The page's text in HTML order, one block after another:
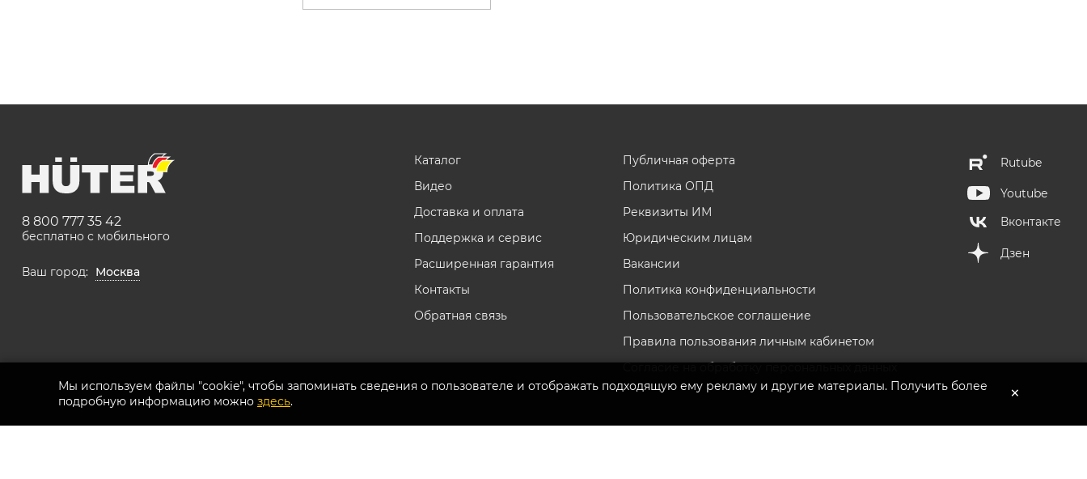
Электрические
воздуходувки
Снегоуборщики
8 800 777 35 42
бесплатно с мобильного
Ваш город: Москва
Каталог
Видео
Доставка и оплата
Поддержка и сервис
Расширенная гарантия
Контакты
Обратная связь
Публичная оферта
Политика ОПД
Реквизиты ИМ
Юридическим лицам
Вакансии
Политика конфиденциальности
Пользовательское соглашение
Правила пользования личным кабинетом
Согласие на обработку персональных данных
Rutube
Youtube
Вконтакте
Дзен
Мы используем файлы "cookie", чтобы запоминать сведения о пользователе и отображать подходящую ему рекламу и другие материалы. Получить более
подробную информацию можно здесь. ×